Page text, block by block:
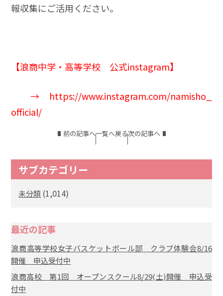
報収集にご活用ください。
【浪商中学 ・高等学校 公式instagram】
→ https://www.instagram.com/namisho_
official/
前の記事へ一覧へ戻る次の記事へ
サブカテゴリー
未分類 (1,014)
最近の記事
浪商高等学校女子バスケットボール部 クラブ体験会8/16
開催 申込受付中
浪商高校 第1回 オープンスクール8/29(土)開催 申込受
付中